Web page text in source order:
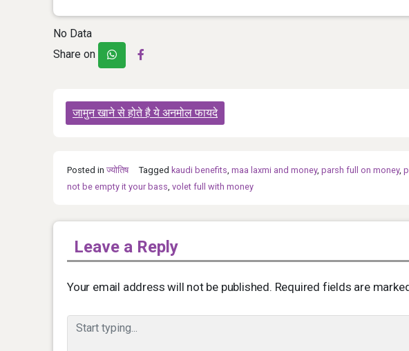
No Data
Share on
Post
navigation
जामुन खाने से होते है ये अनमोल फायदे
Posted in ज्योतिष Tagged kaudi benefits, maa laxmi and money, parsh full on money,
not be empty it your bass, volet full with money
Leave a Reply
Your email address will not be published. Required fields are